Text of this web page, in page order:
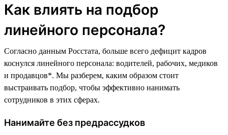
Как влиять на подбор
линейного персонала?
Согласно данным Росстата, больше всего дефицит кадров
коснулся линейного персонала: водителей, рабочих, медиков
и продавцов*. Мы разберем, каким образом стоит
выстраивать подбор, чтобы эффективно нанимать
сотрудников в этих сферах.
Нанимайте без предрассудков